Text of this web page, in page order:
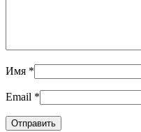
Имя *
Email *